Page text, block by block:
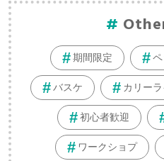
期間限定 ペ
バスケ カリー
初心者歓迎
ワークショプ